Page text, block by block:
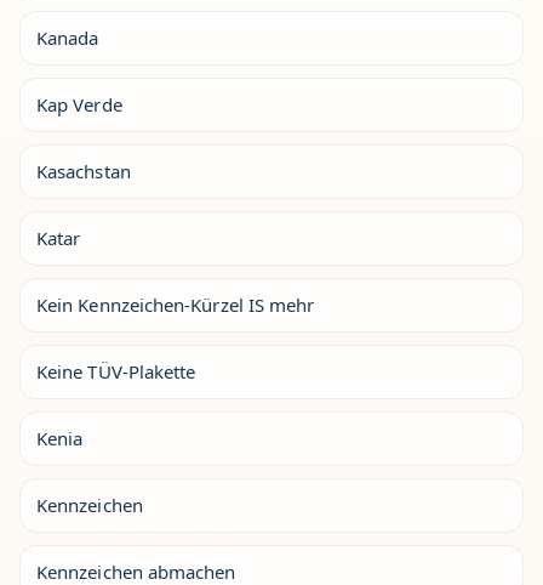
Kanada
Kap Verde
Kasachstan
Katar
Kein Kennzeichen-Kürzel IS mehr
Keine TÜV-Plakette
Kenia
Kennzeichen
Kennzeichen abmachen